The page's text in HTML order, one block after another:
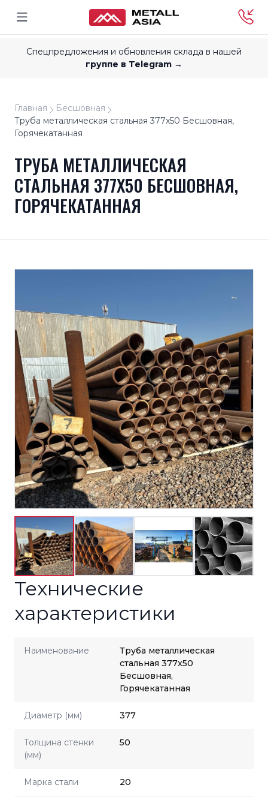
Спецпредложения и обновления склада в нашей
группе в Telegram →
Главная
Бесшовная
Труба металлическая стальная 377x50 Бесшовная,
Горячекатанная
ТРУБА МЕТАЛЛИЧЕСКАЯ
СТАЛЬНАЯ 377X50 БЕСШОВНАЯ,
ГОРЯЧЕКАТАННАЯ
Технические
характеристики
Наименование
Труба металлическая
стальная 377x50
Бесшовная,
Горячекатанная
Диаметр (мм) 377
Толщина стенки
(мм)
50
Марка стали 20